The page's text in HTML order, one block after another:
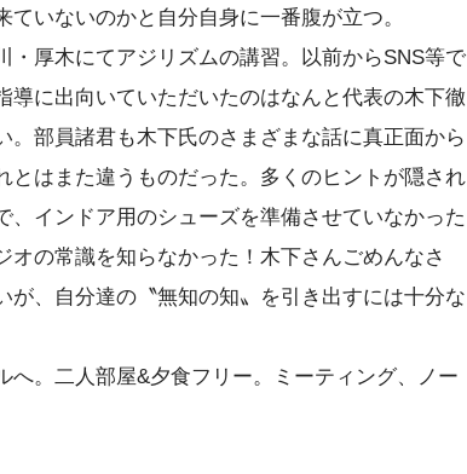
いないのかと自分自身に一番腹が立つ。
厚木にてアジリズムの講習。以前からSNS等で
に出向いていただいたのはなんと代表の木下徹
部員諸君も木下氏のさまざまな話に真正面から
はまた違うものだった。多くのヒントが隠され
インドア用のシューズを準備させていなかった
の常識を知らなかった！木下さんごめんなさ
、自分達の〝無知の知〟を引き出すには十分な
。二人部屋&夕食フリー。ミーティング、ノー